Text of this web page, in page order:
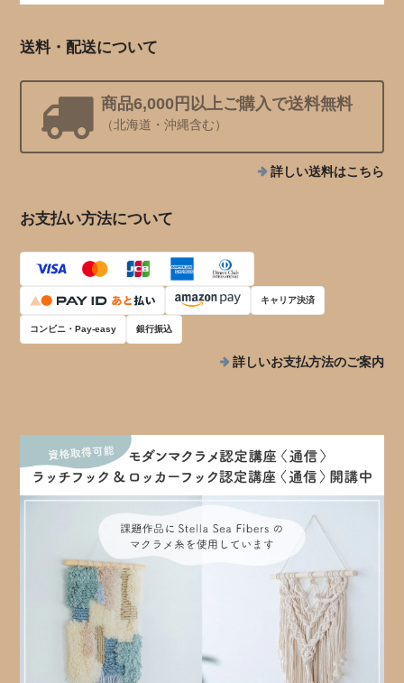
送料・配送について
商品6,000円以上ご購入で送料無料
（北海道・沖縄含む）
詳しい送料はこちら
お支払い方法について
キャリア決済
コンビニ・Pay-easy 銀行振込
詳しいお支払方法のご案内